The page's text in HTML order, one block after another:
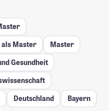
Master
Master
Gesundheit
Deutschland
Bayern